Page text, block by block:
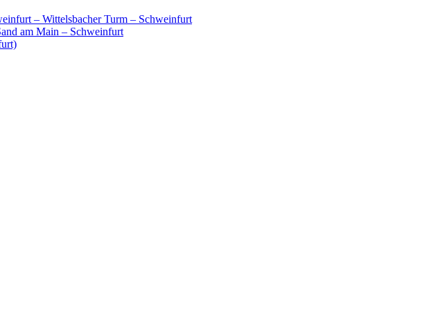
– Wittelsbacher Turm – Schweinfurt
am Main – Schweinfurt